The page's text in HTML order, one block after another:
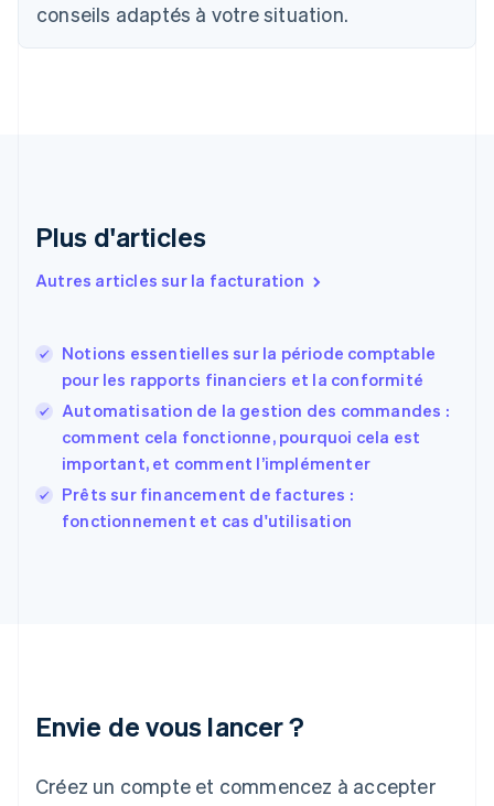
conseils adaptés à votre situation.
Plus d'articles
Autres articles sur la facturation
Notions essentielles sur la période comptable
pour les rapports financiers et la conformité
Automatisation de la gestion des commandes :
comment cela fonctionne, pourquoi cela est
important, et comment l’implémenter
Prêts sur financement de factures :
fonctionnement et cas d'utilisation
Envie de vous lancer ?
Créez un compte et commencez à accepter
Chine continentale
Espagne
Estonie
EnglishEspañol简体中文
Finlande
English Svenska
FrançaisEnglish
Gibraltar
English
Grèce
Japon
Lettonie